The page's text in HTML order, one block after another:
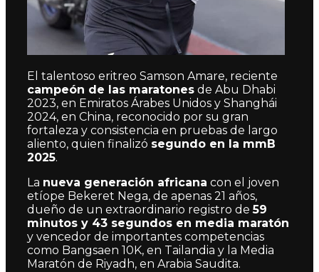
El talentoso eritreo Samson Amare, reciente
campeón de las maratones de Abu Dhabi
2023, en Emiratos Árabes Unidos y Shanghái
2024, en China, reconocido por su gran
fortaleza y consistencia en pruebas de largo
aliento, quien finalizó segundo en la mmB
2025.
La nueva generación africana con el joven
etíope Bekeret Nega, de apenas 21 años,
dueño de un extraordinario registro de59
minutos y 43 segundos en media maratón
y vencedor de importantes competencias
como Bangsaen 10K, en Tailandia y la Media
Maratón de Riyadh, en Arabia Saudita.